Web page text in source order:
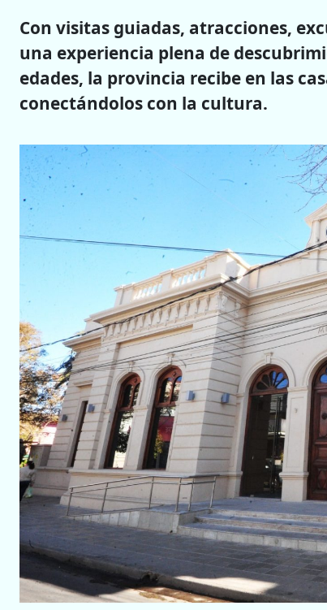
Con visitas guiadas, atracciones,
una experiencia plena de
edades, la provincia recibe en las
conectándolos con la cultura.